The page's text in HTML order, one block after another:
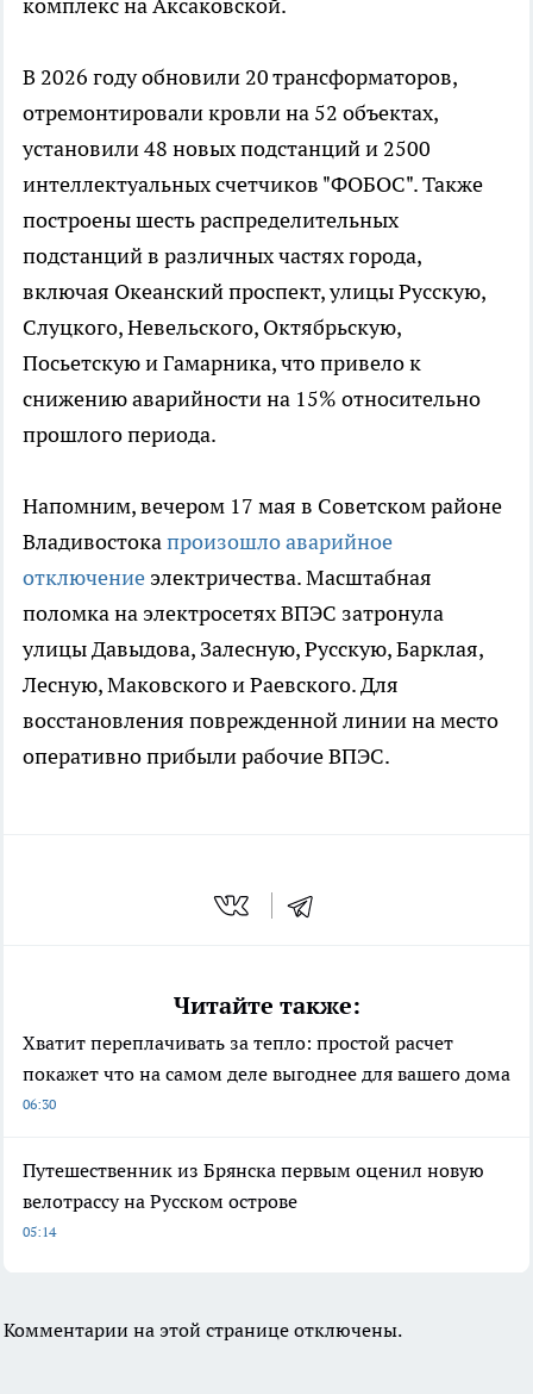
комплекс на Аксаковской.
В 2026 году обновили 20 трансформаторов,
отремонтировали кровли на 52 объектах,
установили 48 новых подстанций и 2500
интеллектуальных счетчиков "ФОБОС". Также
построены шесть распределительных
подстанций в различных частях города,
включая Океанский проспект, улицы Русскую,
Слуцкого, Невельского, Октябрьскую,
Посьетскую и Гамарника, что привело к
снижению аварийности на 15% относительно
прошлого периода.
Напомним, вечером 17 мая в Советском районе
Владивостокапроизошло аварийное
отключение электричества. Масштабная
поломка на электросетях ВПЭС затронула
улицы Давыдова, Залесную, Русскую, Барклая,
Лесную, Маковского и Раевского. Для
восстановления поврежденной линии на место
оперативно прибыли рабочие ВПЭС.
Читайте также:
Хватит переплачивать за тепло: простой расчет
покажет что на самом деле выгоднее для вашего дома
06:30
Путешественник из Брянска первым оценил новую
велотрассу на Русском острове
05:14
Комментарии на этой странице отключены.